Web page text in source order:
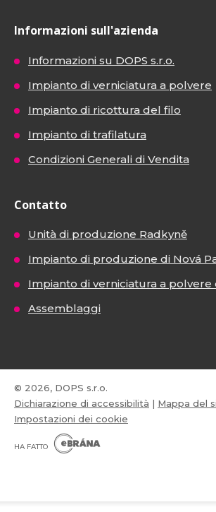
Informazioni sull'azienda
Informazioni su DOPS s.r.o.
Impianto di verniciatura a polvere
Impianto di ricottura del filo
Impianto di trafilatura
Condizioni Generali di Vendita
Contatto
Unità di produzione Radkyně
Impianto di produzione di Nová
Impianto di verniciatura a polvere
Assemblaggi
© 2026, DOPS s.r.o.
Dichiarazione di accessibilità | Mappa del
Impostazioni dei cookie
HA FATTO
B